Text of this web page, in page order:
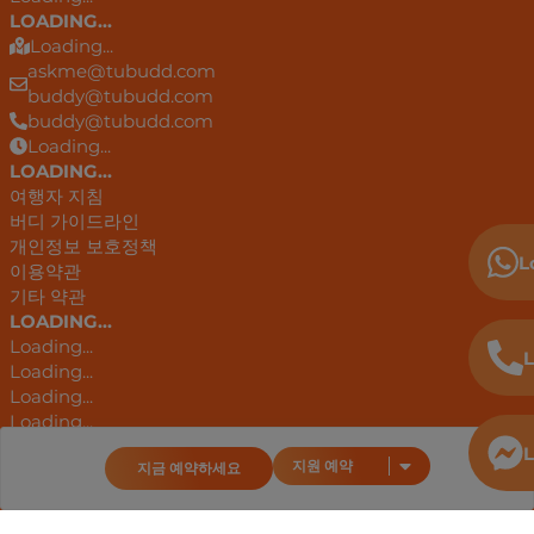
지금 예약하세요 지원 예약
LOADING...
Loading...
askme@tubudd.com
buddy@tubudd.com
buddy@tubudd.com
Loading...
LOADING...
여행자 지침
버디 가이드라인
개인정보 보호정책
이용약관
기타 약관
LOADING...
Loading...
Loading...
Loading...
Loading...
안드로이드 앱